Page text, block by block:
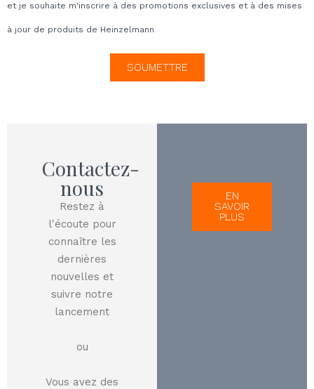
et je souhaite m'inscrire à des promotions exclusives et à des mises
à jour de produits de Heinzelmann
SOUMETTRE
Contactez-
nous
Restez à
l'écoute pour
connaître les
dernières
nouvelles et
suivre notre
lancement
ou
Vous avez des
EN
SAVOIR
PLUS